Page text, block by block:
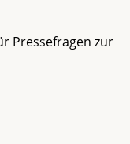
Pressefragen zur